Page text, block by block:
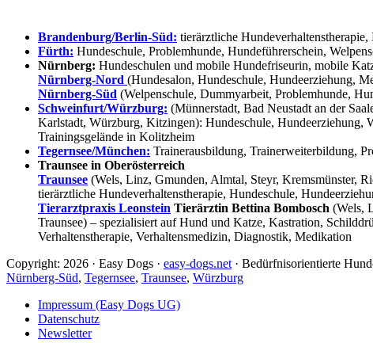
Brandenburg/Berlin-Süd: tierärztliche
Fürth: Hundeschule, Problemhunde, Hundeführerschein,
Nürnberg: Hundeschulen und mobile Hundefriseurin, mobile
Nürnberg-Nord (Hundesalon, Hundeschule, Hundeerziehung,
Nürnberg-Süd (Welpenschule, Dummyarbeit, Problemhunde,
Schweinfurt/Würzburg: (Münnerstadt, Bad Neustadt an der
Karlstadt, Würzburg, Kitzingen): Hundeschule, Hundeerziehung,
Trainingsgelände in Kolitzheim
Tegernsee/München: Trainerausbildung, Trainerweiterbildung,
Traunsee in Oberösterreich
Traunsee (Wels, Linz, Gmunden, Almtal, Steyr, Kremsmünster,
tierärztliche Hundeverhaltenstherapie, Hundeschule,
Tierarztpraxis Leonstein Tierärztin Bettina Bombosch (Wels,
Traunsee) – spezialisiert auf Hund und Katze, Kastration,
Verhaltenstherapie, Verhaltensmedizin, Diagnostik, Medikation
Copyright: 2026 · Easy Dogs · easy-dogs.net · Bedürfnisorientierte
Nürnberg-Süd, Tegernsee, Traunsee, Würzburg
Impressum (Easy Dogs UG)
Datenschutz
Newsletter